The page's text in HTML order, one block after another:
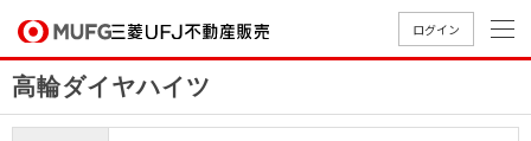
ログイン
買いたい
高輪ダイヤハイツ